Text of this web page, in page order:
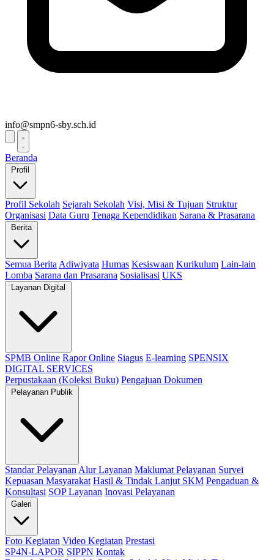
info@smpn6-sby.sch.id
Beranda
Profil
Profil Sekolah Sejarah Sekolah Visi, Misi & Tujuan Struktur
Organisasi Data Guru Tenaga Kependidikan Sarana & Prasarana
Berita
Semua Berita Adiwiyata Humas Kesiswaan Kurikulum Lain-lain
Lomba Sarana dan Prasarana Sosialisasi UKS
Layanan Digital
SPMB Online Rapor Online Siagus E-learning SPENSIX
DIGITAL SERVICES
Perpustakaan (Koleksi Buku) Pengajuan Dokumen
Pelayanan Publik
Standar Pelayanan Alur Layanan Maklumat Pelayanan Survei
Kepuasan Masyarakat Hasil & Tindak Lanjut SKM Pengaduan &
Konsultasi SOP Layanan Inovasi Pelayanan
Galeri
Foto Kegiatan Video Kegiatan Prestasi
SP4N-LAPOR SIPPN Kontak